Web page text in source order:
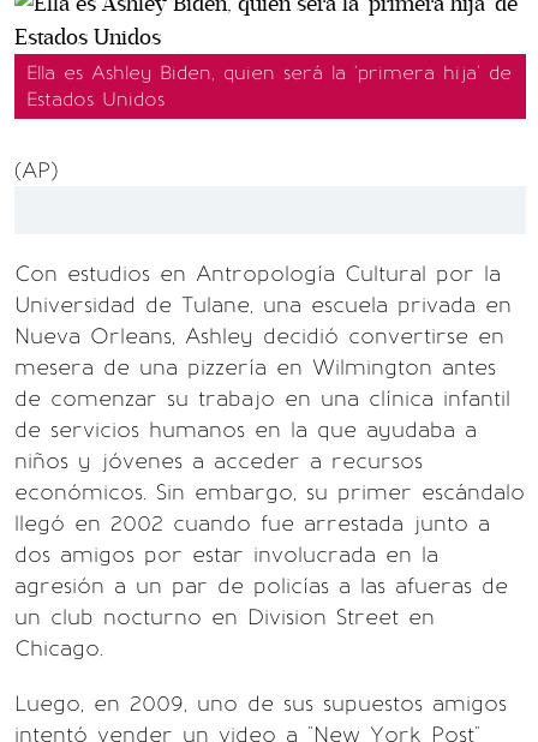
Ella es Ashley Biden, quien será la 'primera hija' de
Estados Unidos
(AP)
Con estudios en Antropología Cultural por la
Universidad de Tulane, una escuela privada en
Nueva Orleans, Ashley decidió convertirse en
mesera de una pizzería en Wilmington antes
de comenzar su trabajo en una clínica infantil
de servicios humanos en la que ayudaba a
niños y jóvenes a acceder a recursos
económicos. Sin embargo, su primer escándalo
llegó en 2002 cuando fue arrestada junto a
dos amigos por estar involucrada en la
agresión a un par de policías a las afueras de
un club nocturno en Division Street en
Chicago.
Luego, en 2009, uno de sus supuestos amigos
intentó vender un video a "New York Post"